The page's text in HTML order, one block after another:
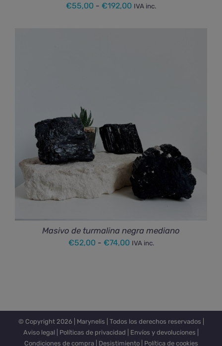
€55,00 - €192,00 Rango
IVA inc.
Masivo de turmalina negra mediano
€52,00 - €74,00Rango
hasta
€74,00
IVA inc.
© Copyright 2026 | Marynelis | Todos los derechos reservados |
Aviso legal
Políticas de privacidad Envíos y devoluciones
Condiciones de compra| Desistimiento| Política de cookies